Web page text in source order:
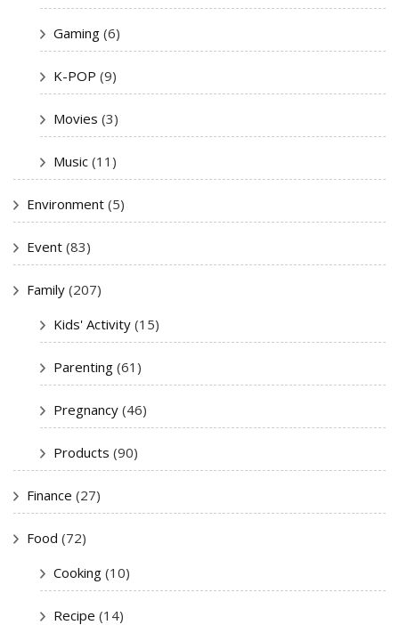
Gaming (6)
K-POP (9)
Movies (3)
Music (11)
Environment (5)
Event (83)
Family (207)
Kids' Activity (15)
Parenting (61)
Pregnancy (46)
Products (90)
Finance (27)
Food (72)
Cooking (10)
Recipe (14)